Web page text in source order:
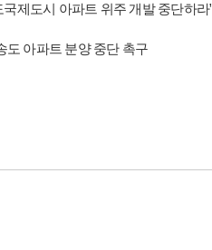
제도시 아파트 위주 개발 중단하라
도 아파트 분양 중단 촉구